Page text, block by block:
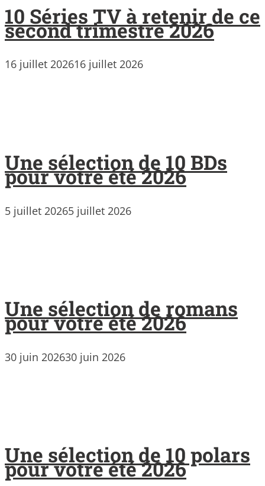
10 Séries TV à retenir de ce
second trimestre 2026
16 juillet 202616 juillet 2026
Une sélection de 10 BDs
pour votre été 2026
5 juillet 20265 juillet 2026
Une sélection de romans
pour votre été 2026
30 juin 202630 juin 2026
Une sélection de 10 polars
pour votre été 2026